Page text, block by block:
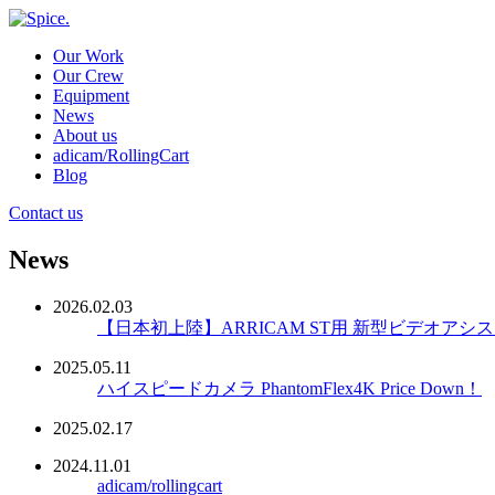
Our Work
Our Crew
Equipment
News
About us
adicam/RollingCart
Blog
Contact us
News
2026.02.03
【日本初上陸】ARRICAM ST用 新型ビデオアシ
2025.05.11
ハイスピードカメラ PhantomFlex4K Price Down！
2025.02.17
2024.11.01
adicam/rollingcart